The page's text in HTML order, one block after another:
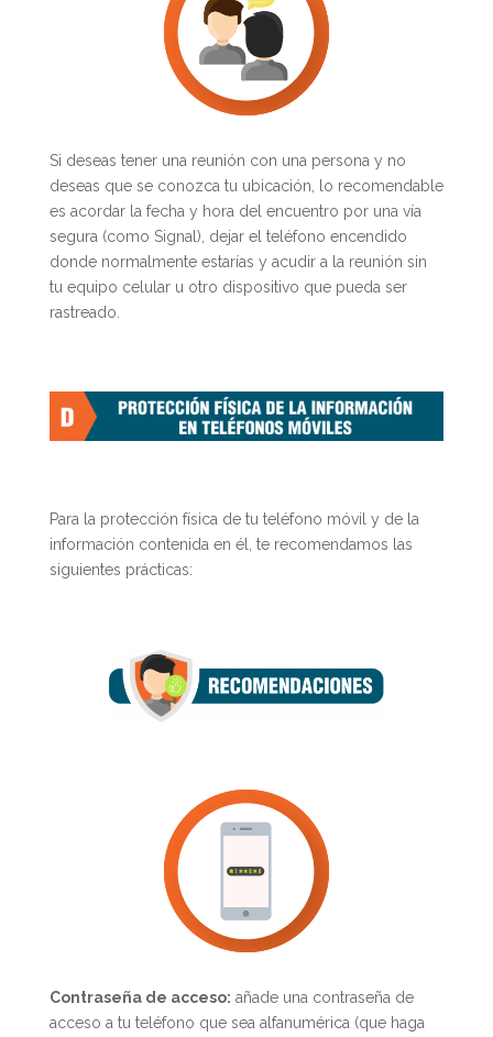
Si deseas tener una reunión con una persona y no
deseas que se conozca tu ubicación, lo recomendable
es acordar la fecha y hora del encuentro por una vía
segura (como Signal), dejar el teléfono encendido
donde normalmente estarías y acudir a la reunión sin
tu equipo celular u otro dispositivo que pueda ser
rastreado.
Para la protección física de tu teléfono móvil y de la
información contenida en él, te recomendamos las
siguientes prácticas:
Contraseña de acceso: añade una contraseña de
acceso a tu teléfono que sea alfanumérica (que haga